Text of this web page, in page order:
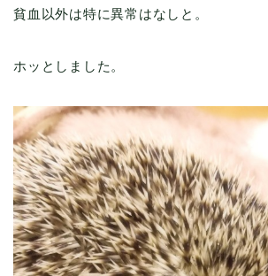
貧血以外は特に異常はなしと。
ホッとしました。